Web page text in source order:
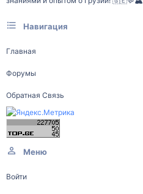
Навигация
Главная
Форумы
Обратная Связь
Меню
Войти